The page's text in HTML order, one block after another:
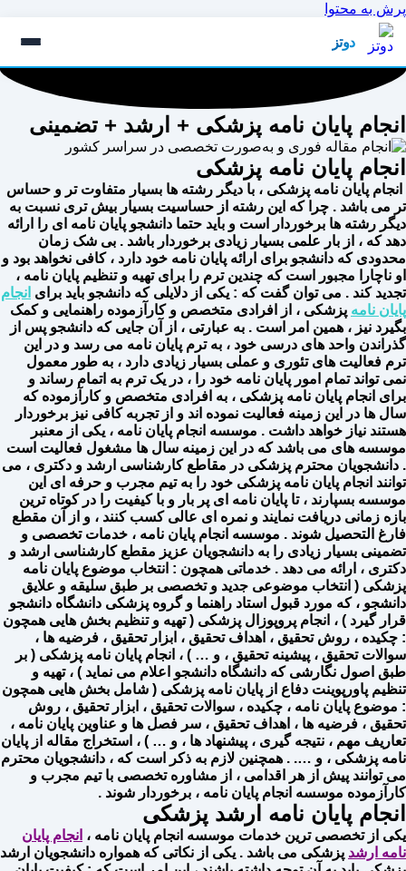
پرش به محتوا
دوتز
انجام پایان نامه پزشکی + ارشد + تضمینی
انجام پایان نامه پزشکی
انجام پایان نامه پزشکی ، با دیگر رشته ها بسیار متفاوت تر و حساس
تر می باشد . چرا که این رشته از حساسیت بسیار بیش تری نسبت به
دیگر رشته ها برخوردار است و باید حتما دانشجو پایان نامه ای را ارائه
دهد که ، از بار علمی بسیار زیادی برخوردار باشد . بی شک زمان
محدودی که دانشجو برای ارائه پایان نامه خود دارد ، کافی نخواهد بود و
او ناچارا مجبور است که چندین ترم را برای تهیه و تنظیم پایان نامه ،
تجدید کند . می توان گفت که : یکی از دلایلی که دانشجو باید برای انجام
پایان نامه پزشکی ، از افرادی متخصص و کارآزموده راهنمایی و کمک
بگیرد نیز ، همین امر است . به عبارتی ، از آن جایی که دانشجو پس از
گذراندن واحد های درسی خود ، به ترم پایان نامه می رسد و در این
ترم فعالیت های تئوری و عملی بسیار زیادی دارد ، به طور معمول
نمی تواند تمام امور پایان نامه خود را ، در یک ترم به اتمام رساند و
برای انجام پایان نامه پزشکی ، به افرادی متخصص و کارآزموده که
سال ها در این زمینه فعالیت نموده اند و از تجربه کافی نیز برخوردار
هستند نیاز خواهد داشت . موسسه انجام پایان نامه ، یکی از معنبر
موسسه های می باشد که در این زمینه سال ها مشغول فعالیت است
. دانشجویان محترم پزشکی در مقاطع کارشناسی ارشد و دکتری ، می
توانند انجام پایان نامه پزشکی خود را به تیم مجرب و حرفه ای این
موسسه بسپارند ، تا پایان نامه ای پر بار و با کیفیت را در کوتاه ترین
بازه زمانی دریافت نمایند و نمره ای عالی کسب کنند ، و از آن مقطع
فارغ التحصیل شوند . موسسه انجام پایان نامه ، خدمات تخصصی و
تضمینی بسیار زیادی را به دانشجویان عزیز مقطع کارشناسی ارشد و
دکتری ، ارائه می دهد . خدماتی همچون : انتخاب موضوع پایان نامه
پزشکی ( انتخاب موضوعی جدید و تخصصی بر طبق سلیقه و علایق
دانشجو ، که مورد قبول استاد راهنما و گروه پزشکی دانشگاه دانشجو
قرار گیرد ) ، انجام پروپوزال پزشکی ( تهیه و تنظیم بخش هایی همچون
: چکیده ، روش تحقیق ، اهداف تحقیق ، ابزار تحقیق ، فرضیه ها ،
سوالات تحقیق ، پیشینه تحقیق ، و … ) ، انجام پایان نامه پزشکی ( بر
طبق اصول نگارشی که دانشگاه دانشجو اعلام می نماید ) ، تهیه و
تنظیم پاورپوینت دفاع از پایان نامه پزشکی ( شامل بخش هایی همچون
: موضوع پایان نامه ، چکیده ، سوالات تحقیق ، ابزار تحقیق ، روش
تحقیق ، فرضیه ها ، اهداف تحقیق ، سر فصل ها و عناوین پایان نامه ،
تعاریف مهم ، نتیجه گیری ، پیشنهاد ها ، و … ) ، استخراج مقاله از پایان
نامه پزشکی ، و …. . همچنین لازم به ذکر است که ، دانشجویان محترم
می توانند پیش از هر اقدامی ، از مشاوره تخصصی با تیم مجرب و
کارآزموده موسسه انجام پایان نامه ، برخوردار شوند .
انجام پایان نامه ارشد پزشکی
یکی از تخصصی ترین خدمات موسسه انجام پایان نامه ، انجام پایان
نامه ارشد پزشکی می باشد . یکی از نکاتی که همواره دانشجویان ارشد